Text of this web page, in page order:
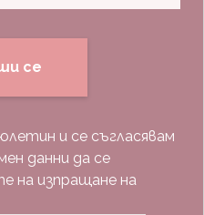
се
и се съгласявам
данни да се
на изпращане на